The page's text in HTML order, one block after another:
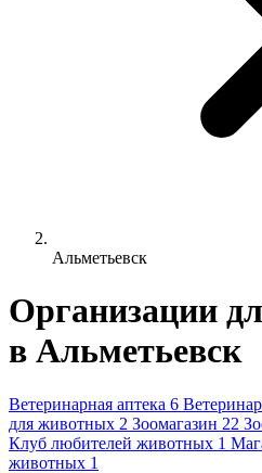
Альметьевск
Организации
в Альметьевск
Ветеринарная аптека 6
для животных 2 Зоомагазин 22
Клуб любителей животных 1
животных 1